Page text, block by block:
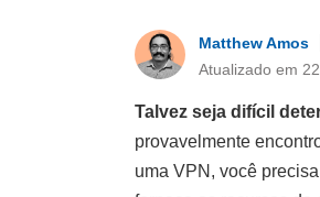
Matthew Amos
Atualizado em
Talvez seja difícil
provavelmente
uma VPN, você